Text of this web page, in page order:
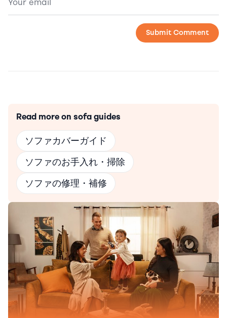
Read more on sofa guides
ソファカバーガイド
ソファのお手入れ・掃除
ソファの修理・補修